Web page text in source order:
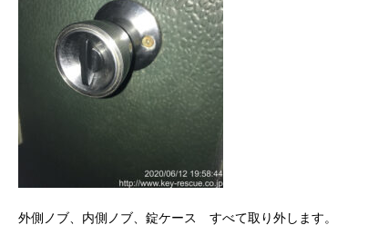
外側ノブ、内側ノブ、錠ケース すべて取り外します。